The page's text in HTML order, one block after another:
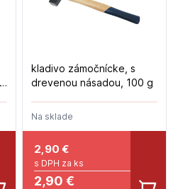
kladivo zámočnícke, s
drevenou násadou, 100 g
Na sklade
2,90 €
s DPH za ks
2,90 €